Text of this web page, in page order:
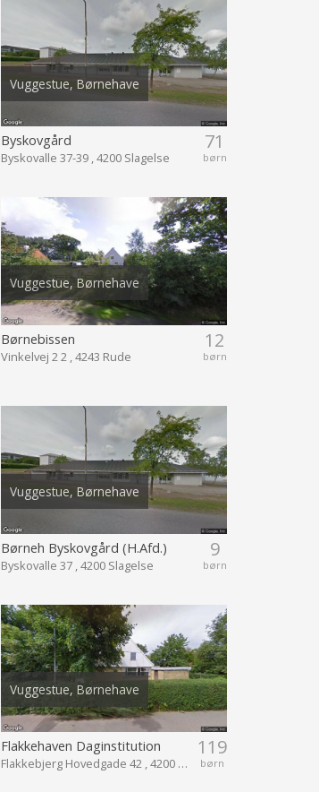
Vuggestue, Børnehave
71
børn
Byskovgård
Byskovalle 37-39 , 4200 Slagelse
Vuggestue, Børnehave
12
børn
Børnebissen
Vinkelvej 2 2 , 4243 Rude
Vuggestue, Børnehave
9
børn
Børneh Byskovgård (H.Afd.)
Byskovalle 37 , 4200 Slagelse
Vuggestue, Børnehave
119
børn
Flakkehaven Daginstitution
Flakkebjerg Hovedgade 42 , 4200 Slagelse